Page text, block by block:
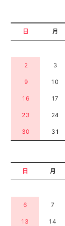
日 月
2 3
9 10
16 17
23 24
30 31
日 月
6 7
13 14